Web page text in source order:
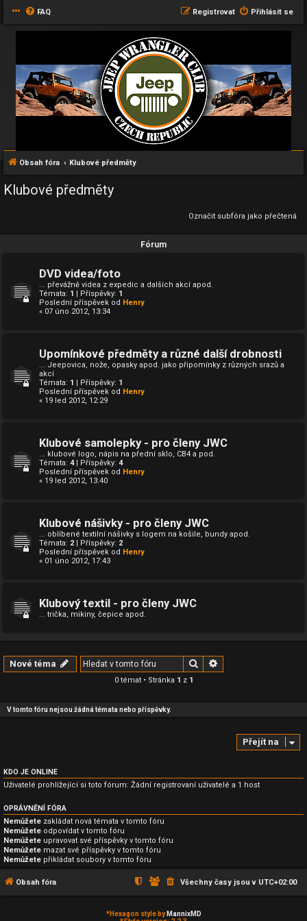
FAQ Přihlásit se
Registrovat
Obsah fóra Klubové předměty
Klubové předměty
Označit subfóra jako přečtená
Fórum
DVD videa/foto
... převážně videa z expedic a dalších akcí apod.
Témata: 1 | Příspěvky: 1
Poslední příspěvek od Henry
« 07 úno 2012, 13:34
Upomínkové předměty a různé další drobnosti
... Jeepovica, nože, opasky apod. jako připomínky z různých srazů a
akcí
Témata: 1 | Příspěvky: 1
Poslední příspěvek od Henry
« 19 led 2012, 12:29
Klubové samolepky - pro členy JWC
... klubové logo, nápis na přední sklo, CB4 a pod.
Témata: 4| Příspěvky: 4
Poslední příspěvek od Henry
« 19 led 2012, 13:40
Klubové nášivky - pro členy JWC
... oblíbené textilní nášivky s logem na košile, bundy apod.
Témata: 2 | Příspěvky: 2
Poslední příspěvek od Henry
« 01 úno 2012, 17:43
Klubový textil - pro členy JWC
... trička, mikiny, čepice apod.
Nové téma Hledat
0 témat • Stránka 1 z 1
V tomto fóru nejsou žádná témata nebo příspěvky.
Přejít na
KDO JE ONLINE
Uživatelé prohlížející si toto fórum: Žádní registrovaní uživatelé a 1 host
OPRÁVNĚNÍ FÓRA
Nemůžete zakládat nová témata v tomto fóru
Nemůžete odpovídat v tomto fóru
Nemůžete upravovat své příspěvky v tomto fóru
Nemůžete mazat své příspěvky v tomto fóru
Nemůžete přikládat soubory v tomto fóru
Obsah fóra Všechny časy jsou v UTC+02:00
*Hexagon style by MannixMD